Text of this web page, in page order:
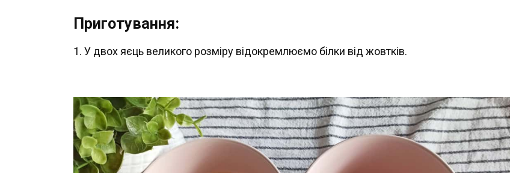
Приготування:
1. У двох яєць великого розміру відокремлюємо білки від жовтків.